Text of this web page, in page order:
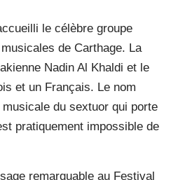
le célèbre groupe
de Carthage. La
Nadin Al Khaldi et le
et un Français. Le nom
musicale du sextuor qui porte
pratiquement impossible de
remarquable au Festival